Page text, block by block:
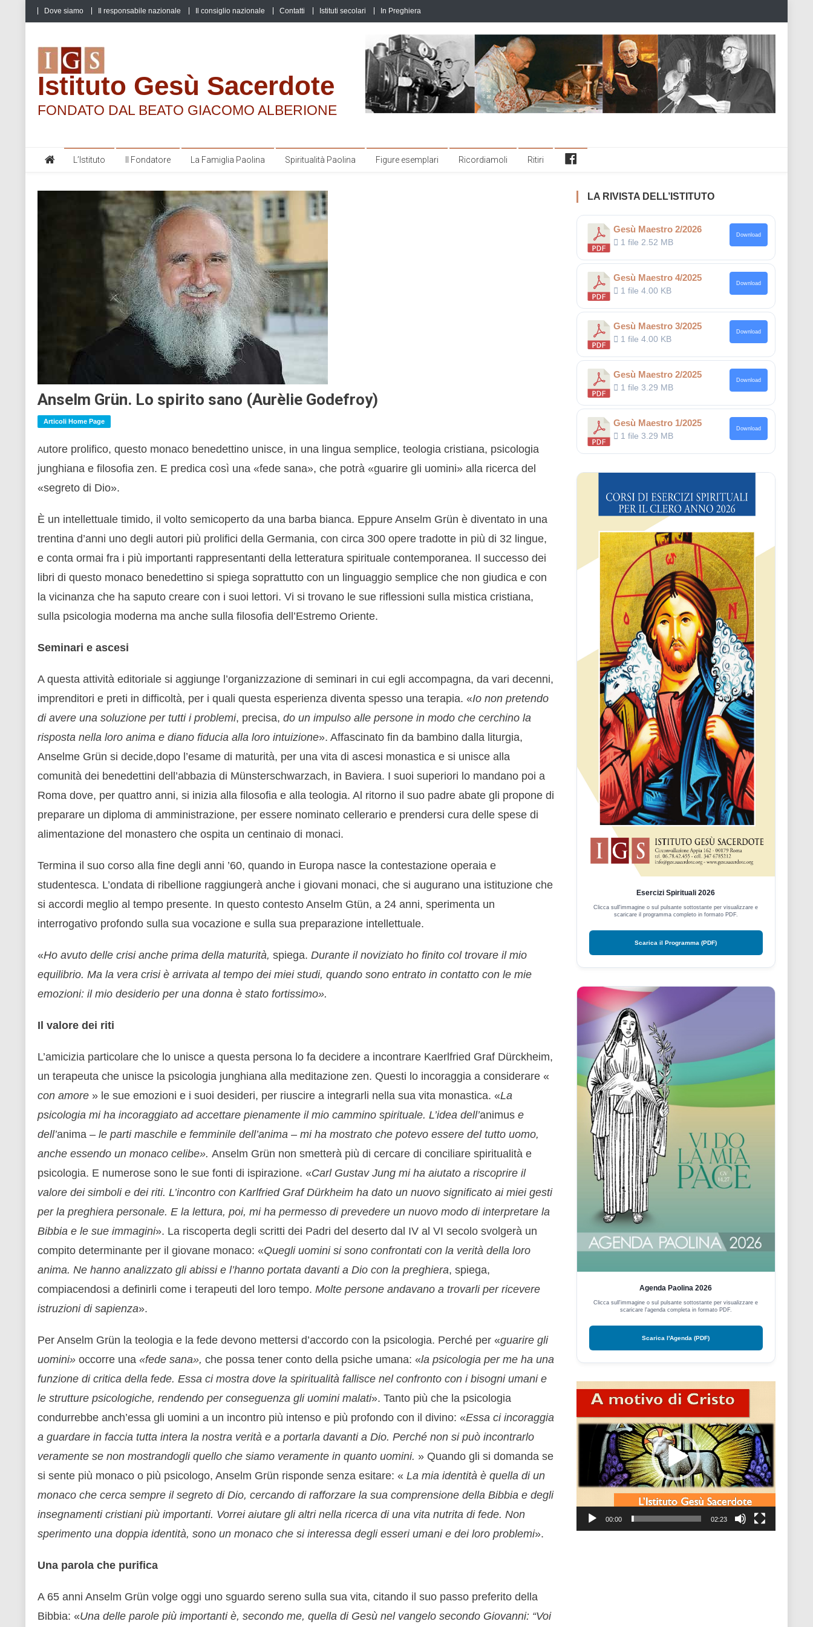
Skip
to
Dove siamo Il responsabile nazionale Il consiglio nazionale Contatti Istituti secolari In Preghiera
Istituto Gesù Sacerdote
FONDATO DAL BEATO GIACOMO ALBERIONE
L’Istituto Il Fondatore La Famiglia Paolina Spiritualità Paolina Figure esemplari Ricordiamoli Ritiri
Anselm Grün. Lo spirito sano (Aurèlie Godefroy)
Articoli Home Page
Autore prolifico, questo monaco benedettino unisce, in una lingua semplice, teologia cristiana, psicologia
junghiana e filosofia zen. E predica così una «fede sana», che potrà «guarire gli uomini» alla ricerca del
«segreto di Dio».
È un intellettuale timido, il volto semicoperto da una barba bianca. Eppure Anselm Grün è diventato in una
trentina d’anni uno degli autori più prolifici della Germania, con circa 300 opere tradotte in più di 32 lingue,
e conta ormai fra i più importanti rappresentanti della letteratura spirituale contemporanea. Il successo dei
libri di questo monaco benedettino si spiega soprattutto con un linguaggio semplice che non giudica e con
la vicinanza che ha saputo creare con i suoi lettori. Vi si trovano le sue riflessioni sulla mistica cristiana,
sulla psicologia moderna ma anche sulla filosofia dell’Estremo Oriente.
Seminari e ascesi
A questa attività editoriale si aggiunge l’organizzazione di seminari in cui egli accompagna, da vari decenni,
imprenditori e preti in difficoltà, per i quali questa esperienza diventa spesso una terapia. «Io non pretendo
di avere una soluzione per tutti i problemi, precisa, do un impulso alle persone in modo che cerchino la
risposta nella loro anima e diano fiducia alla loro intuizione». Affascinato fin da bambino dalla liturgia,
Anselme Grün si decide,dopo l’esame di maturità, per una vita di ascesi monastica e si unisce alla
comunità dei benedettini dell’abbazia di Münsterschwarzach, in Baviera. I suoi superiori lo mandano poi a
Roma dove, per quattro anni, si inizia alla filosofia e alla teologia. Al ritorno il suo padre abate gli propone di
preparare un diploma di amministrazione, per essere nominato cellerario e prendersi cura delle spese di
alimentazione del monastero che ospita un centinaio di monaci.
Termina il suo corso alla fine degli anni ’60, quando in Europa nasce la contestazione operaia e
studentesca. L’ondata di ribellione raggiungerà anche i giovani monaci, che si augurano una istituzione che
si accordi meglio al tempo presente. In questo contesto Anselm Gtün, a 24 anni, sperimenta un
interrogativo profondo sulla sua vocazione e sulla sua preparazione intellettuale.
«Ho avuto delle crisi anche prima della maturità, spiega. Durante il noviziato ho finito col trovare il mio
equilibrio. Ma la vera crisi è arrivata al tempo dei miei studi, quando sono entrato in contatto con le mie
emozioni: il mio desiderio per una donna è stato fortissimo».
Il valore dei riti
L’amicizia particolare che lo unisce a questa persona lo fa decidere a incontrare Kaerlfried Graf Dürckheim,
un terapeuta che unisce la psicologia junghiana alla meditazione zen. Questi lo incoraggia a considerare «
con amore » le sue emozioni e i suoi desideri, per riuscire a integrarli nella sua vita monastica. «La
psicologia mi ha incoraggiato ad accettare pienamente il mio cammino spirituale. L’idea dell’animus e
dell’anima – le parti maschile e femminile dell’anima – mi ha mostrato che potevo essere del tutto uomo,
anche essendo un monaco celibe». Anselm Grün non smetterà più di cercare di conciliare spiritualità e
psicologia. E numerose sono le sue fonti di ispirazione. «Carl Gustav Jung mi ha aiutato a riscoprire il
valore dei simboli e dei riti. L’incontro con Karlfried Graf Dürkheim ha dato un nuovo significato ai miei gesti
per la preghiera personale. E la lettura, poi, mi ha permesso di prevedere un nuovo modo di interpretare la
Bibbia e le sue immagini». La riscoperta degli scritti dei Padri del deserto dal IV al VI secolo svolgerà un
compito determinante per il giovane monaco: «Quegli uomini si sono confrontati con la verità della loro
anima. Ne hanno analizzato gli abissi e l’hanno portata davanti a Dio con la preghiera, spiega,
compiacendosi a definirli come i terapeuti del loro tempo. Molte persone andavano a trovarli per ricevere
istruzioni di sapienza».
Per Anselm Grün la teologia e la fede devono mettersi d’accordo con la psicologia. Perché per «guarire gli
uomini» occorre una «fede sana», che possa tener conto della psiche umana: «la psicologia per me ha una
funzione di critica della fede. Essa ci mostra dove la spiritualità fallisce nel confronto con i bisogni umani e
le strutture psicologiche, rendendo per conseguenza gli uomini malati». Tanto più che la psicologia
condurrebbe anch’essa gli uomini a un incontro più intenso e più profondo con il divino: «Essa ci incoraggia
a guardare in faccia tutta intera la nostra verità e a portarla davanti a Dio. Perché non si può incontrarlo
veramente se non mostrandogli quello che siamo veramente in quanto uomini. » Quando gli si domanda se
si sente più monaco o più psicologo, Anselm Grün risponde senza esitare: « La mia identità è quella di un
monaco che cerca sempre il segreto di Dio, cercando di rafforzare la sua comprensione della Bibbia e degli
insegnamenti cristiani più importanti. Vorrei aiutare gli altri nella ricerca di una vita nutrita di fede. Non
sperimento una doppia identità, sono un monaco che si interessa degli esseri umani e dei loro problemi».
Una parola che purifica
A 65 anni Anselm Grün volge oggi uno sguardo sereno sulla sua vita, citando il suo passo preferito della
Bibbia: «Una delle parole più importanti è, secondo me, quella di Gesù nel vangelo secondo Giovanni: “Voi
LA RIVISTA DELL’ISTITUTO
Gesù Maestro 2/2026
1 file 2.52 MB
Download
Gesù Maestro 4/2025
1 file4.00 KB
Download
Gesù Maestro 3/2025
1 file4.00 KB
Download
Gesù Maestro 2/2025
1 file3.29 MB
Download
Gesù Maestro 1/2025
1 file3.29 MB
Download
Esercizi Spirituali 2026
Clicca sull'immagine o sul pulsante sottostante per visualizzare e
scaricare il programma completo in formato PDF.
Scarica il Programma (PDF)
Agenda Paolina 2026
Clicca sull'immagine o sul pulsante sottostante per visualizzare e
scaricare l'agenda completa in formato PDF.
Scarica l'Agenda (PDF)
Video
Player
00:00 02:23